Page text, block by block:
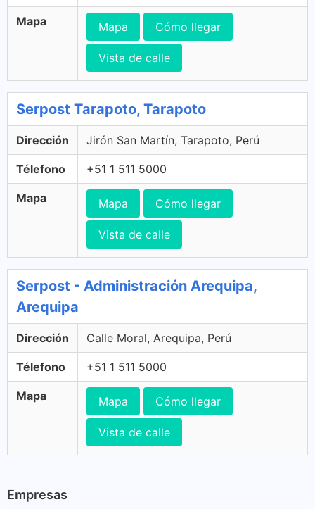
Mapa Mapa Cómo llegar
Vista de calle
Serpost Tarapoto, Tarapoto
Dirección Jirón San Martín, Tarapoto, Perú
Télefono +51 1 511 5000
Mapa Mapa Cómo llegar
Vista de calle
Serpost - Administración Arequipa,
Arequipa
Dirección Calle Moral, Arequipa, Perú
Télefono +51 1 511 5000
Mapa Mapa Cómo llegar
Vista de calle
Empresas